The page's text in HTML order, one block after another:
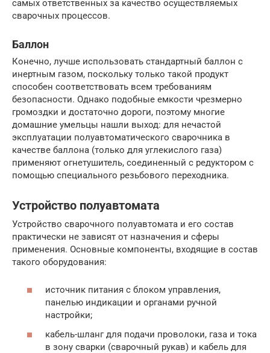
самых ответственных за качество осуществляемых
сварочных процессов.
Баллон
Конечно, лучше использовать стандартный баллон с
инертным газом, поскольку только такой продукт
способен соответствовать всем требованиям
безопасности. Однако подобные емкости чрезмерно
громоздки и достаточно дороги, поэтому многие
домашние умельцы нашли выход: для нечастой
эксплуатации полуавтоматического сварочника в
качестве баллона (только для углекислого газа)
применяют огнетушитель, соединенный с редуктором с
помощью специального резьбового переходника.
Устройство полуавтомата
Устройство сварочного полуавтомата и его состав
практически не зависят от назначения и сферы
применения. Основные компоненты, входящие в состав
такого оборудования:
источник питания с блоком управления,
панелью индикации и органами ручной
настройки;
кабель-шланг для подачи проволоки, газа и тока
в зону сварки (сварочный рукав) и кабель для